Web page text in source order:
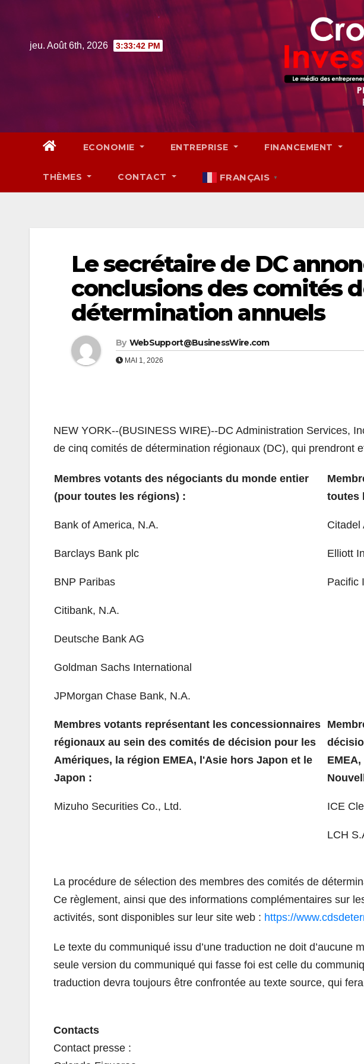
jeu. Août 6th, 2026 3:33:43 PM
ECONOMIE ENTREPRISE FINANCEMENT
THÈMES CONTACT FRANÇAIS ▼
Le secrétaire de DC
conclusions des comités
détermination annuels
By WebSupport@BusinessWire.com
MAI 1, 2026
NEW YORK--(BUSINESS WIRE)--DC Administration Services,
de cinq comités de détermination régionaux (DC), qui prendront
Membres votants des négociants du monde entier
(pour toutes les régions) :
toutes
Bank of America, N.A. Citadel
Barclays Bank plc Elliott
BNP Paribas Pacific
Citibank, N.A.
Deutsche Bank AG
Goldman Sachs International
JPMorgan Chase Bank, N.A.
Membres votants représentant les concessionnaires
régionaux au sein des comités de décision pour les
Amériques, la région EMEA, l'Asie hors Japon et le
Japon :
Mizuho Securities Co., Ltd. ICE
LCH
La procédure de sélection des membres des comités de
Ce règlement, ainsi que des informations complémentaires sur
activités, sont disponibles sur leur site web : https://
Le texte du communiqué issu d’une traduction ne doit d’aucune
seule version du communiqué qui fasse foi est celle du
traduction devra toujours être confrontée au texte source, qui
Contacts
Contact presse :